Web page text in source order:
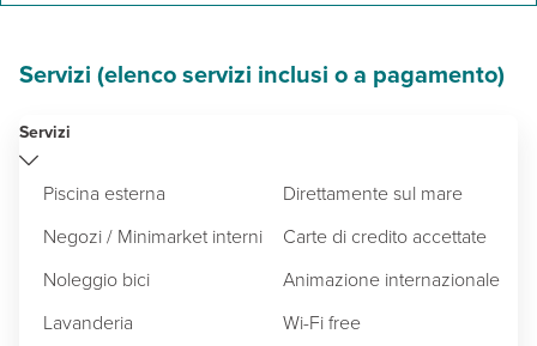
Servizi (elenco servizi inclusi o a pagamento)
Servizi
Piscina esterna
Direttamente sul mare
Negozi / Minimarket interni
Carte di credito accettate
Noleggio bici
Animazione internazionale
Lavanderia
Wi-Fi free